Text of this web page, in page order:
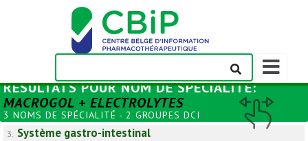
Afficher/
la
de
navigation
RÉSULTATS POURNOM DE SPÉCIALITÉ:
MACROGOL + ELECTROLYTES
3 NOMS DE SPÉCIALITÉ - 2 GROUPES DCI
3. Système gastro-intestinal